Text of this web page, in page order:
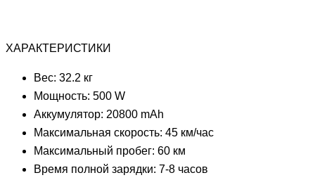
ХАРАКТЕРИСТИКИ
Вес: 32.2 кг
Мощность: 500 W
Аккумулятор: 20800 mAh
Максимальная скорость: 45 км/час
Максимальный пробег: 60 км
Время полной зарядки: 7-8 часов